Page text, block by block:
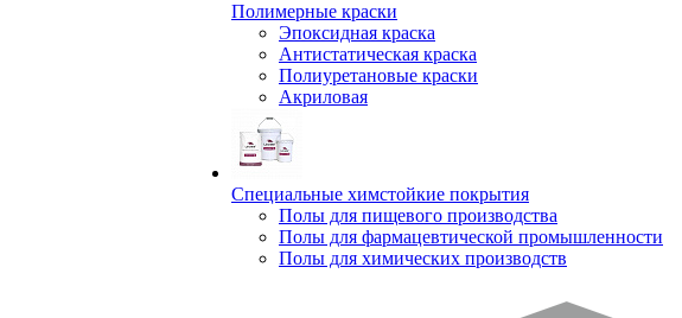
Полимерные краски
Эпоксидная краска
Антистатическая краска
Полиуретановые краски
Акриловая
Специальные химстойкие покрытия
Полы для пищевого производства
Полы для фармацевтической промышленности
Полы для химических производств